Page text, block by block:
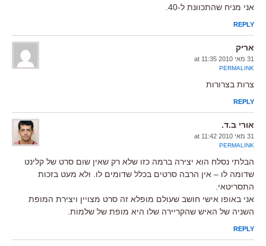
אני מניח שהתכוונת ל-40.
REPLY
אריק
31 מאי 2010 at 11:35
PERMALINK
צרות בצרורות
REPLY
אורי ב.ד.
31 מאי 2010 at 11:42
PERMALINK
הבלתי נסלח הוא יצירה ברמה כזו שלא רק שאין שום סרט של קלינט
שדומה לו – אין הרבה סרטים בכלל שדומים לו. ולא מעט בזכות
התסריטאי.
אני באופו אישי חושב שעולם מופלא זה סרט מצויין ויצירת המופת
השניה של האיש שהקריירה שלו היא מופת של שלמות.
REPLY